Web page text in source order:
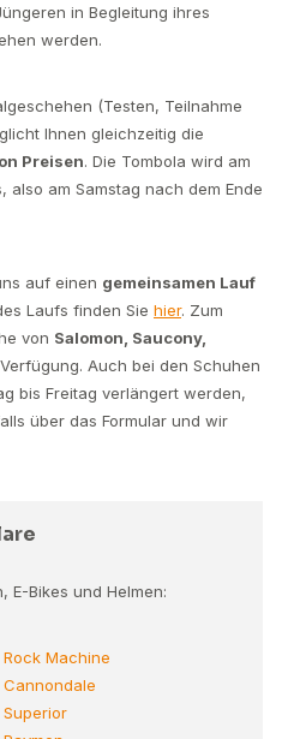
in Begleitung ihres
werden.
(Testen, Teilnahme
Ihnen gleichzeitig die
Preisen. Die Tombola wird am
also am Samstag nach dem Ende
auf einen gemeinsamen Lauf
Laufs finden Sie hier. Zum
von Salomon, Saucony,
Auch bei den Schuhen
bis Freitag verlängert werden,
über das Formular und wir
E-Bikes und Helmen:
Machine